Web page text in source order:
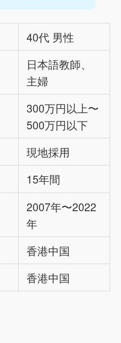
40代 男性
日本語教師、
主婦
300万円以上〜
500万円以下
現地採用
15年間
2007年〜2022
年
香港中国
香港中国